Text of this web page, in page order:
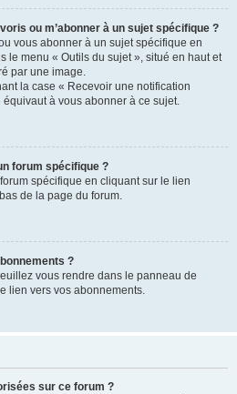
ou m’abonner à un sujet spécifique ?
vous abonner à un sujet spécifique en
le menu « Outils du sujet », situé en haut et
par une image.
la case « Recevoir une notification
équivaut à vous abonner à ce sujet.
forum spécifique ?
spécifique en cliquant sur le lien
de la page du forum.
?
vous rendre dans le panneau de
lien vers vos abonnements.
sur ce forum ?